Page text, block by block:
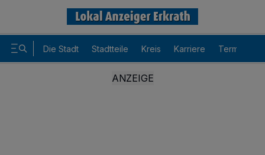
Die Stadt Stadtteile Kreis Karriere Termine